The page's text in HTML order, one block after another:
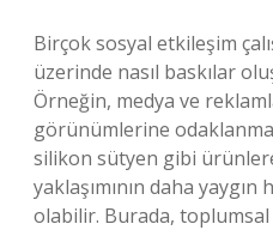
Birçok sosyal etkileşim
üzerinde nasıl baskılar
Örneğin, medya ve
görünümlerine
silikon sütyen gibi
yaklaşımının daha
olabilir. Burada,